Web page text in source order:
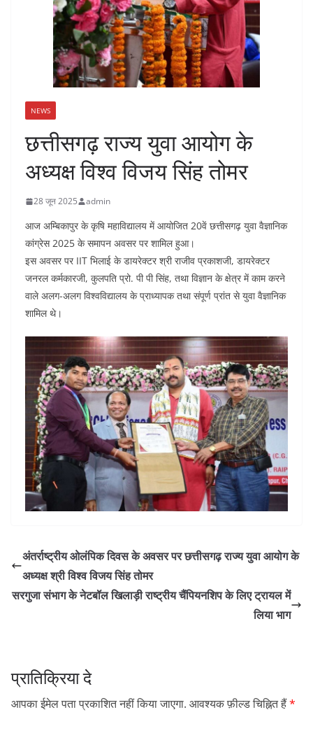
NEWS
छत्तीसगढ़ राज्य युवा आयोग के
अध्यक्ष विश्व विजय सिंह तोमर
28 जून 2025 admin
आज अम्बिकापुर के कृषि महाविद्यालय में आयोजित 20वें छत्तीसगढ़ युवा वैज्ञानिक
कांग्रेस 2025 के समापन अवसर पर शामिल हुआ।
इस अवसर पर IIT भिलाई के डायरेक्टर श्री राजीव प्रकाशजी, डायरेक्टर
जनरल कर्मकारजी, कुलपति प्रो. पी पी सिंह, तथा विज्ञान के क्षेत्र में काम करने
वाले अलग-अलग विश्वविद्यालय के प्राध्यापक तथा संपूर्ण प्रांत से युवा वैज्ञानिक
शामिल थे।
अंतर्राष्ट्रीय ओलंपिक दिवस के अवसर पर छत्तीसगढ़ राज्य युवा आयोग के
अध्यक्ष श्री विश्व विजय सिंह तोमर
सरगुजा संभाग के नेटबॉल खिलाड़ी राष्ट्रीय चैंपियनशिप के लिए ट्रायल में
लिया भाग
प्रातिक्रिया दे
आपका ईमेल पता प्रकाशित नहीं किया जाएगा. आवश्यक फ़ील्ड चिह्नित हैं*